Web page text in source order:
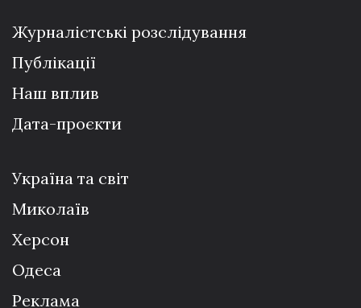
Журналістські розслідування
Публікації
Наш вплив
Дата-проєкти
Україна та світ
Миколаїв
Херсон
Одеса
Реклама